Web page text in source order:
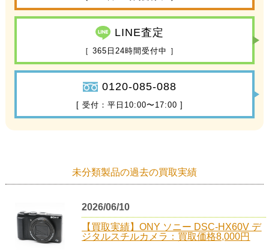
LINE査定
［ 365日24時間受付中 ］
0120-085-088
[ 受付：平日10:00〜17:00 ]
未分類製品の過去の買取実績
2026/06/10
【買取実績】ONY ソニー DSC-HX60V デ
ジタルスチルカメラ：買取価格8,000円